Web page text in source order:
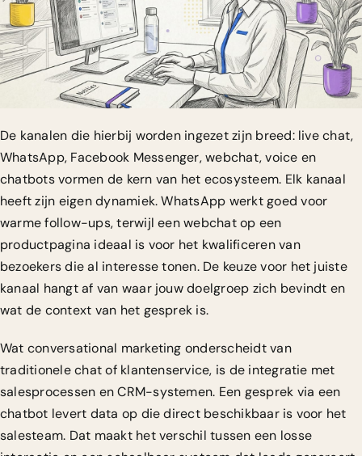
De kanalen die hierbij worden ingezet zijn breed: live chat,
WhatsApp, Facebook Messenger, webchat, voice en
chatbots vormen de kern van het ecosysteem. Elk kanaal
heeft zijn eigen dynamiek. WhatsApp werkt goed voor
warme follow-ups, terwijl een webchat op een
productpagina ideaal is voor het kwalificeren van
bezoekers die al interesse tonen. De keuze voor het juiste
kanaal hangt af van waar jouw doelgroep zich bevindt en
wat de context van het gesprek is.
Wat conversational marketing onderscheidt van
traditionele chat of klantenservice, is de integratie met
salesprocessen en CRM-systemen. Een gesprek via een
chatbot levert data op die direct beschikbaar is voor het
salesteam. Dat maakt het verschil tussen een losse